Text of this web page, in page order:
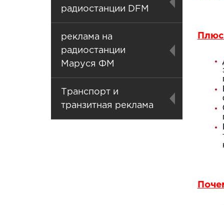
радиостанции DFM
реклама на
радиостанции
Маруся ФМ
Транспорт и
транзитная реклама